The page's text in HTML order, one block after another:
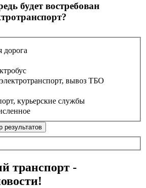
будет востребован
дорога
вывоз ТБО
курьерские службы
транспорт -